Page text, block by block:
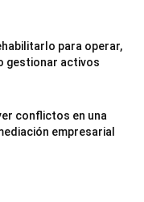
para operar,
gestionar activos
conflictos en una
empresarial